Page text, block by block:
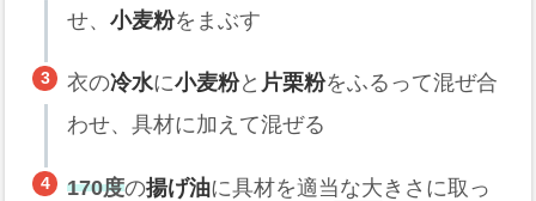
せ、小麦粉をまぶす
衣の冷水に小麦粉と 片栗粉をふるって混ぜ合
わせ、具材に加えて混ぜる
170度の揚げ油に具材を適当な大きさに取っ